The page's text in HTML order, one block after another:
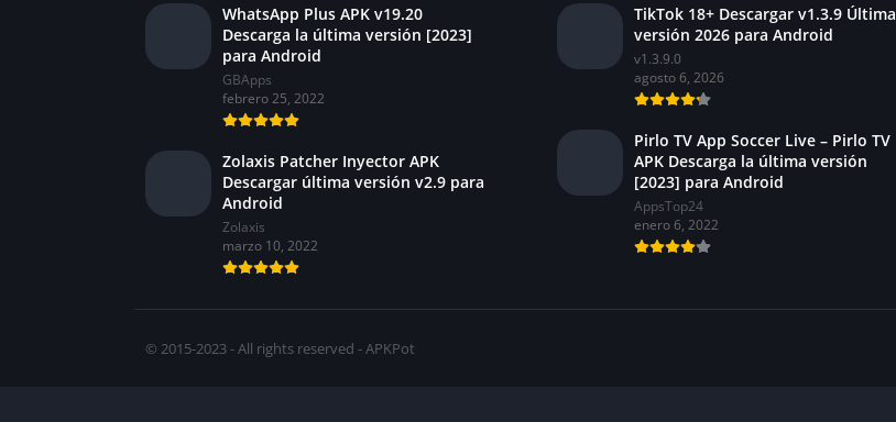
WhatsApp Plus APK v19.20
Descarga la última versión [2023]
para Android
GBApps
febrero 25, 2022
Zolaxis Patcher Inyector APK
Descargar última versión v2.9 para
Android
Zolaxis
marzo 10, 2022
TikTok 18+ Descargar v1.3.9 Última
versión 2026 para Android
v1.3.9.0
agosto 6, 2026
Pirlo TV App Soccer Live – Pirlo TV
APK Descarga la última versión
[2023] para Android
AppsTop24
enero 6, 2022
© 2015-2023 - All rights reserved - APKPot